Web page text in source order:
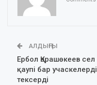
АЛДЫҢҒЫ
Ербол Қарашөкеев сел
қаупі бар учаскелерді
тексерді